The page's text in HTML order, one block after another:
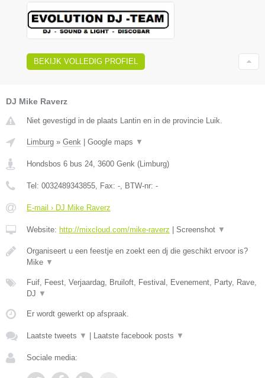
BEKIJK VOLLEDIG PROFIEL
DJ Mike Raverz
Niet gevestigd in de plaats Lantin en in de provincie Luik.
Limburg » Genk Google maps ▼
Hondsbos 6 bus 24, 3600 Genk (Limburg)
Tel: 0032489343855, Fax: -, BTW-nr: -
E-mail › DJ Mike Raverz
Website: http://mixcloud.com/mike-raverz Screenshot ▼
Organiseert u een feestje en zoekt een dj die geschikt ervoor is?
Mike ▼
Fuif, Feest, Verjaardag, Bruiloft, Festival, Evenement, Party, Rave,
DJ ▼
Er wordt gewerkt op afspraak.
Laatste tweets ▼ Laatste facebook posts ▼
Sociale media: